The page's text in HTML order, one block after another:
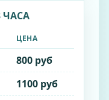
ЦЕНА
800 руб
1100 руб